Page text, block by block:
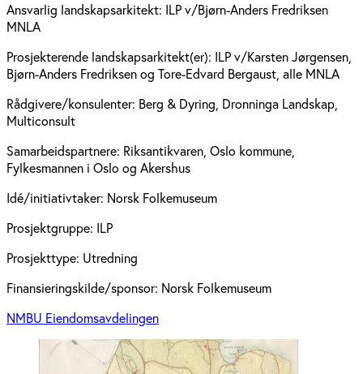
Ansvarlig landskapsarkitekt: ILP v/Bjørn-Anders Fredriksen
MNLA
Prosjekterende landskapsarkitekt(er): ILP v/Karsten Jørgensen,
Bjørn-Anders Fredriksen og Tore-Edvard Bergaust, alle MNLA
Rådgivere/konsulenter: Berg & Dyring, Dronninga Landskap,
Multiconsult
Samarbeidspartnere: Riksantikvaren, Oslo kommune,
Fylkesmannen i Oslo og Akershus
Idé/initiativtaker: Norsk Folkemuseum
Prosjektgruppe: ILP
Prosjekttype: Utredning
Finansieringskilde/sponsor: Norsk Folkemuseum
NMBU Eiendomsavdelingen